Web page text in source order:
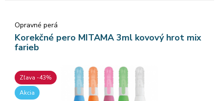
Opravné perá
Korekčné pero MITAMA 3ml kovový hrot mix
farieb
Zľava -43%
Akcia